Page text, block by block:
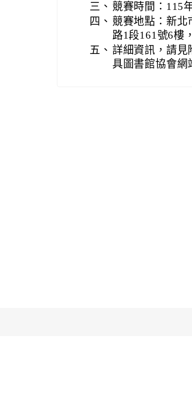
三、 競賽時間：115
四、 競賽地點：新北
路1段161號6樓
五、 詳細資訊，請見
具圖書館協會